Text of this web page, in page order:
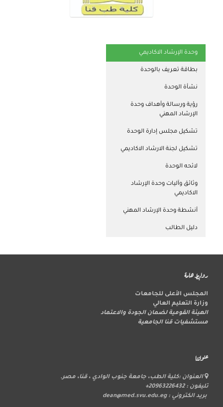
وحدة الإرشاد الاكاديمي
بطاقة تعريف بالوحدة
نشأة الوحدة
رؤية ورسالة وأهداف وحدة
الإرشاد المهني
تشكيل مجلس إدارة الوحدة
تشكيل لجنة الارشاد الاكاديمي
لائحه الوحدة
وثائق وآليات وحدة الإرشاد
الاكاديمي
أنشطة وحدة الإرشاد المهني
دليل الطالب
روابط هامة
المجلس الأعلى للجامعات
وزارة التعليم العالي
الهيئة القومية لضمان الجودة والاعتماد
مستشفيات قنا الجامعية
عنواننا
العنوان :كلية الطب، جامعة جنوب الوادي ، قنا، مصر.
تليفون : 20963226432+
بريد الكتروني : dean@med.svu.edu.eg